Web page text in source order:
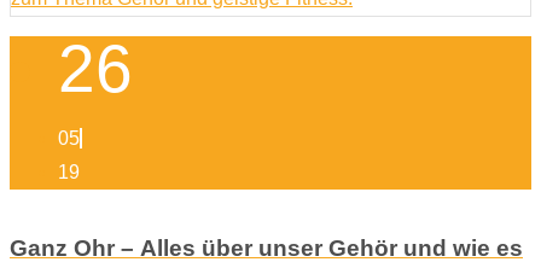
26
05
19
Ganz Ohr – Alles über unser Gehör und wie es